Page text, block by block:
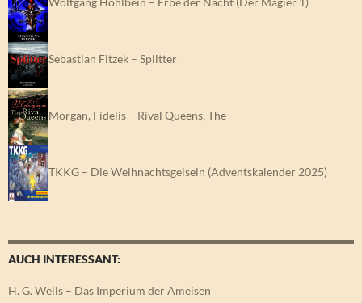
Sebastian Fitzek – Splitter
Morgan, Fidelis – Rival Queens, The
TKKG – Die Weihnachtsgeiseln (Adventskalender 2025)
AUCH INTERESSANT:
H. G. Wells – Das Imperium der Ameisen